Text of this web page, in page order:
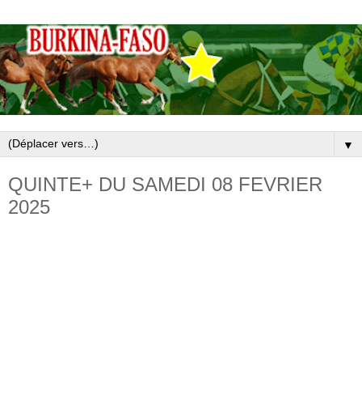
▼
QUINTE+ DU SAMEDI 08 FEVRIER
2025